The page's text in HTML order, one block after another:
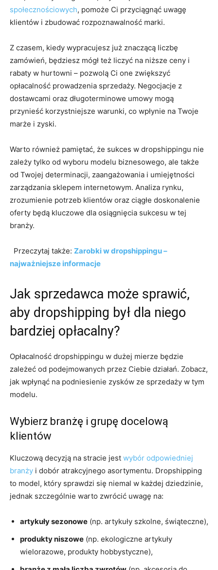
społecznościowych, pomoże Ci przyciągnąć uwagę
klientów i zbudować rozpoznawalność marki.
Z czasem, kiedy wypracujesz już znaczącą liczbę
zamówień, będziesz mógł też liczyć na niższe ceny i
rabaty w hurtowni – pozwolą Ci one zwiększyć
opłacalność prowadzenia sprzedaży. Negocjacje z
dostawcami oraz długoterminowe umowy mogą
przynieść korzystniejsze warunki, co wpłynie na Twoje
marże i zyski.
Warto również pamiętać, że sukces w dropshippingu nie
zależy tylko od wyboru modelu biznesowego, ale także
od Twojej determinacji, zaangażowania i umiejętności
zarządzania sklepem internetowym. Analiza rynku,
zrozumienie potrzeb klientów oraz ciągłe doskonalenie
oferty będą kluczowe dla osiągnięcia sukcesu w tej
branży.
Przeczytaj także: Zarobki w dropshippingu –
najważniejsze informacje
Jak sprzedawca może sprawić,
aby dropshipping był dla niego
bardziej opłacalny?
Opłacalność dropshippingu w dużej mierze będzie
zależeć od podejmowanych przez Ciebie działań. Zobacz,
jak wpłynąć na podniesienie zysków ze sprzedaży w tym
modelu.
Wybierz branżę i grupę docelową
klientów
Kluczową decyzją na stracie jest wybór odpowiedniej
branży i dobór atrakcyjnego asortymentu. Dropshipping
to model, który sprawdzi się niemal w każdej dziedzinie,
jednak szczególnie warto zwrócić uwagę na:
artykuły sezonowe (np. artykuły szkolne, świąteczne),
produkty niszowe (np. ekologiczne artykuły
wielorazowe, produkty hobbystyczne),